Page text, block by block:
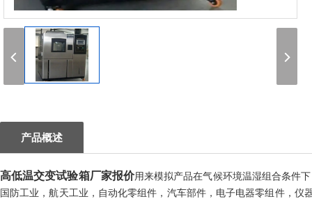
产品概述
高低温交变试验箱厂家报价用来模拟产品在气候环境温湿组合条件
国防工业，航天工业，自动化零组件，汽车部件，电子电器零组件，